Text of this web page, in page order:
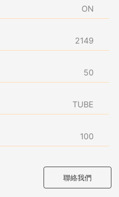
ON
2149
50
TUBE
100
聯絡我們